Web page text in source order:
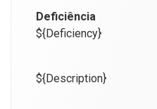
Deficiência
${Deficiency}
${Description}